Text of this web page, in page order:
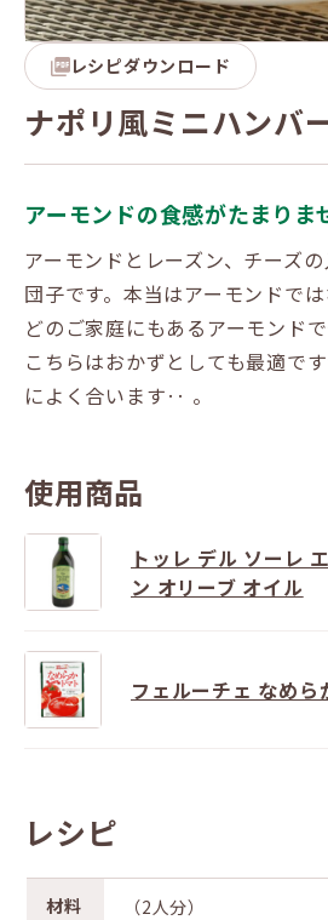
レシピダウンロード
ナポリ風ミニハンバ
アーモンドの食感がたまりま
アーモンドとレーズン、チーズ
団子です。本当はアーモンドでは
どのご家庭にもあるアーモンド
こちらはおかずとしても最適で
によく合います‥ 。
使用商品
トッレ デル ソーレ
ン オリーブ オイル
フェルーチェ なめら
レシピ
材料
（2人分）